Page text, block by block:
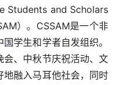
Students and Scholars
）。CSSAM是一个非
学生和学者自发组织。
、中秋节庆祝活动、文
地融入马耳他社会，同时